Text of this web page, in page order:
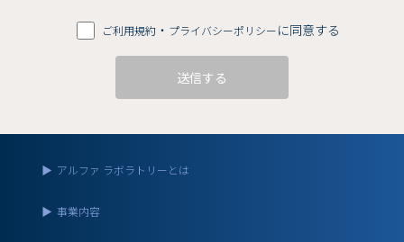
ご利用規約 ・ プライバシーポリシーに同意する
▶ アルファ ラボラトリーとは
▶ 事業内容